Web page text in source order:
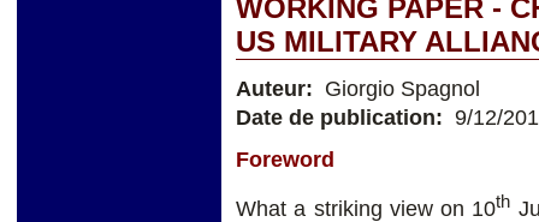
WORKING PAPER -
US MILITARY
Auteur: Giorgio Spagnol
Date de publication: 9/12/
Foreword
What a striking view on 10th